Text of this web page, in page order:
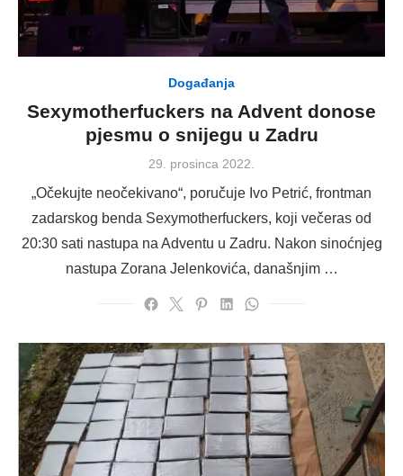
Događanja
Sexymotherfuckers na Advent donose
pjesmu o snijegu u Zadru
Posted
29. prosinca 2022.
„Očekujte neočekivano“, poručuje Ivo Petrić, frontman
zadarskog benda Sexymotherfuckers, koji večeras od
20:30 sati nastupa na Adventu u Zadru. Nakon sinoćnjeg
nastupa Zorana Jelenkovića, današnjim …